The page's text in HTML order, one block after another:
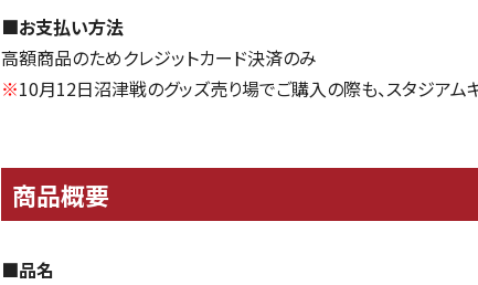
■お支払い方法
高額商品のためクレジットカード決済のみ
※10月12日沼津戦のグッズ売り場でご購入の際も、スタジア
商品概要
■品名